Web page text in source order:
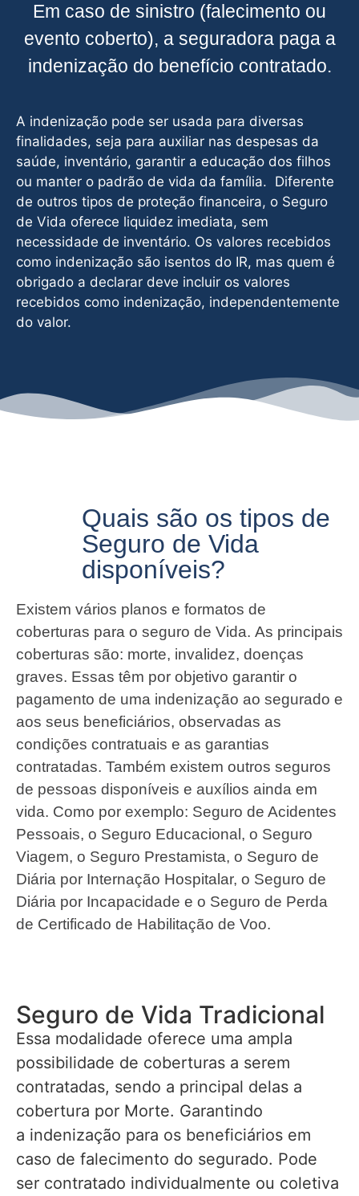
Em caso de sinistro (falecimento ou
evento coberto), a seguradora paga a
indenização do benefício contratado.
A indenização pode ser usada para diversas
finalidades, seja para auxiliar nas despesas da
saúde, inventário, garantir a educação dos filhos
ou manter o padrão de vida da família. Diferente
de outros tipos de proteção financeira, o Seguro
de Vida oferece liquidez imediata, sem
necessidade de inventário. Os valores recebidos
como indenização são isentos do IR, mas quem é
obrigado a declarar deve incluir os valores
recebidos como indenização, independentemente
do valor.
Quais são os tipos de
Seguro de Vida
disponíveis?
Existem vários planos e formatos de
coberturas para o seguro de Vida. As principais
coberturas são: morte, invalidez, doenças
graves. Essas têm por objetivo garantir o
pagamento de uma indenização ao segurado e
aos seus beneficiários, observadas as
condições contratuais e as garantias
contratadas. Também existem outros seguros
de pessoas disponíveis e auxílios ainda em
vida. Como por exemplo: Seguro de Acidentes
Pessoais, o Seguro Educacional, o Seguro
Viagem, o Seguro Prestamista, o Seguro de
Diária por Internação Hospitalar, o Seguro de
Diária por Incapacidade e o Seguro de Perda
de Certificado de Habilitação de Voo.
Seguro de Vida Tradicional
Essa modalidade oferece uma ampla
possibilidade de coberturas a serem
contratadas, sendo a principal delas a
cobertura por Morte. Garantindo
a indenização para os beneficiários em
caso de falecimento do segurado. Pode
ser contratado individualmente ou coletiva